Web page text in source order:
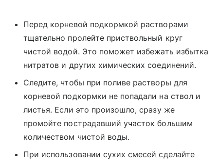
Перед корневой подкормкой растворами
тщательно пролейте приствольный круг
чистой водой. Это поможет избежать избытка
нитратов и других химических соединений.
Следите, чтобы при поливе растворы для
корневой подкормки не попадали на ствол и
листья. Если это произошло, сразу же
промойте пострадавший участок большим
количеством чистой воды.
При использовании сухих смесей сделайте